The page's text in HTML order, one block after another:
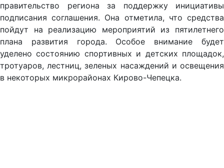
правительство региона за поддержку инициативы
подписания соглашения. Она отметила, что средства
пойдут на реализацию мероприятий из пятилетнего
плана развития города. Особое внимание будет
уделено состоянию спортивных и детских площадок,
тротуаров, лестниц, зеленых насаждений и освещения
в некоторых микрорайонах Кирово-Чепецка.